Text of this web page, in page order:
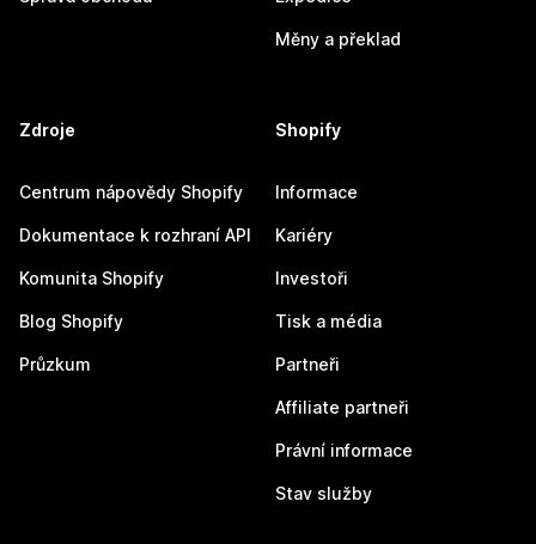
Měny a překlad
Zdroje
Centrum nápovědy Shopify
Dokumentace k rozhraní API
Komunita Shopify
Blog Shopify
Průzkum
Shopify
Informace
Kariéry
Investoři
Tisk a média
Partneři
Affiliate partneři
Právní informace
Stav služby